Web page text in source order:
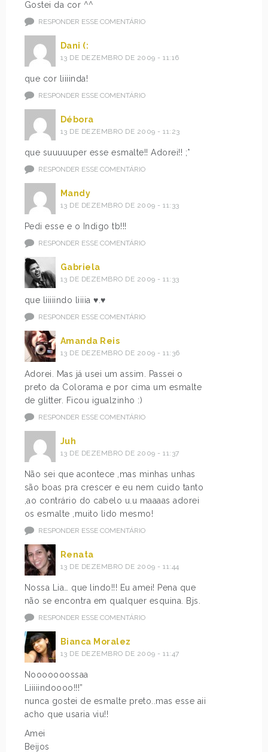
Gostei da cor ^^
RESPONDER ESSE COMENTÁRIO
Dani (:
13 DE DEZEMBRO DE 2009 - 11:16
que cor liiiinda!
RESPONDER ESSE COMENTÁRIO
Débora
13 DE DEZEMBRO DE 2009 - 11:23
que suuuuuper esse esmalte!! Adorei!! ;*
RESPONDER ESSE COMENTÁRIO
Mandy
13 DE DEZEMBRO DE 2009 - 11:33
Pedi esse e o Indigo tb!!!
RESPONDER ESSE COMENTÁRIO
Gabriela
13 DE DEZEMBRO DE 2009 - 11:33
que liiiiindo liiiia ♥.♥
RESPONDER ESSE COMENTÁRIO
Amanda Reis
13 DE DEZEMBRO DE 2009 - 11:36
Adorei. Mas já usei um assim. Passei o
preto da Colorama e por cima um esmalte
de glitter. Ficou igualzinho :)
RESPONDER ESSE COMENTÁRIO
Juh
13 DE DEZEMBRO DE 2009 - 11:37
Não sei que acontece ,mas minhas unhas
são boas pra crescer e eu nem cuido tanto
,ao contrário do cabelo u.u maaaas adorei
os esmalte ,muito lido mesmo!
RESPONDER ESSE COMENTÁRIO
Renata
13 DE DEZEMBRO DE 2009 - 11:44
Nossa Lia… que lindo!!! Eu amei! Pena que
não se encontra em qualquer esquina. Bjs.
RESPONDER ESSE COMENTÁRIO
Bianca Moralez
13 DE DEZEMBRO DE 2009 - 11:47
Nooooooossaa
Liiiiindoooo!!!”
nunca gostei de esmalte preto..mas esse aii
acho que usaria viu!!
Amei
Beijos